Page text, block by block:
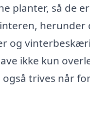
planter, så de er
herunder
og
ikke kun
trives når